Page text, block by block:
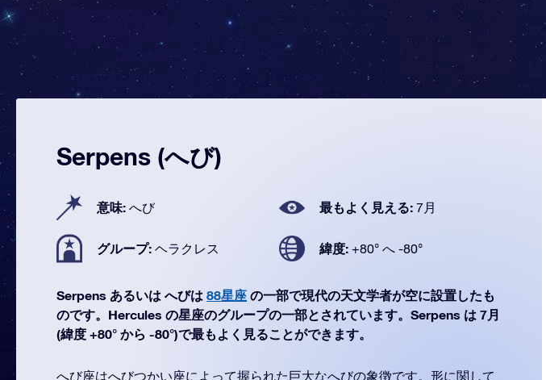
Serpens (へび)
意味: へび 最もよく見える: 7月
グループ: ヘラクレス 緯度: +80° へ -80°
Serpens あるいは へびは 88星座 の一部で現代の天文学者が空に設置したも
のです。Hercules の星座のグループの一部とされています。Serpens は 7月
(緯度 +80° から -80°)で最もよく見ることができます。
へび座はへびつかい座によって握られた巨大なへびの象徴です。形に関して